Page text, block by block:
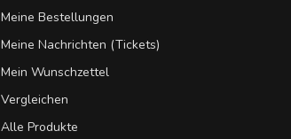
Meine Bestellungen
Meine Nachrichten (Tickets)
Mein Wunschzettel
Vergleichen
Alle Produkte